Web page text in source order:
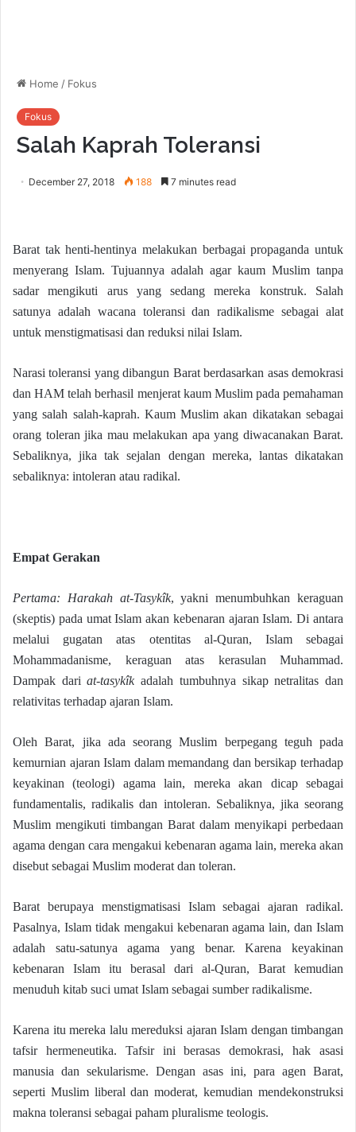
Home / Fokus
Fokus
Salah Kaprah Toleransi
December 27, 2018 188 7 minutes read
Barat tak henti-hentinya melakukan berbagai propaganda untuk
menyerang Islam. Tujuannya adalah agar kaum Muslim tanpa
sadar mengikuti arus yang sedang mereka konstruk. Salah
satunya adalah wacana toleransi dan radikalisme sebagai alat
untuk menstigmatisasi dan reduksi nilai Islam.
Narasi toleransi yang dibangun Barat berdasarkan asas demokrasi
dan HAM telah berhasil menjerat kaum Muslim pada pemahaman
yang salah salah-kaprah. Kaum Muslim akan dikatakan sebagai
orang toleran jika mau melakukan apa yang diwacanakan Barat.
Sebaliknya, jika tak sejalan dengan mereka, lantas dikatakan
sebaliknya: intoleran atau radikal.
Empat Gerakan
Pertama: Harakah at-Tasykîk, yakni menumbuhkan keraguan
(skeptis) pada umat Islam akan kebenaran ajaran Islam. Di antara
melalui gugatan atas otentitas al-Quran, Islam sebagai
Mohammadanisme, keraguan atas kerasulan Muhammad.
Dampak dariat-tasykîkadalah tumbuhnya sikap netralitas dan
relativitas terhadap ajaran Islam.
Oleh Barat, jika ada seorang Muslim berpegang teguh pada
kemurnian ajaran Islam dalam memandang dan bersikap terhadap
keyakinan (teologi) agama lain, mereka akan dicap sebagai
fundamentalis, radikalis dan intoleran. Sebaliknya, jika seorang
Muslim mengikuti timbangan Barat dalam menyikapi perbedaan
agama dengan cara mengakui kebenaran agama lain, mereka akan
disebut sebagai Muslim moderat dan toleran.
Barat berupaya menstigmatisasi Islam sebagai ajaran radikal.
Pasalnya, Islam tidak mengakui kebenaran agama lain, dan Islam
adalah satu-satunya agama yang benar. Karena keyakinan
kebenaran Islam itu berasal dari al-Quran, Barat kemudian
menuduh kitab suci umat Islam sebagai sumber radikalisme.
Karena itu mereka lalu mereduksi ajaran Islam dengan timbangan
tafsir hermeneutika. Tafsir ini berasas demokrasi, hak asasi
manusia dan sekularisme. Dengan asas ini, para agen Barat,
seperti Muslim liberal dan moderat, kemudian mendekonstruksi
makna toleransi sebagai paham pluralisme teologis.